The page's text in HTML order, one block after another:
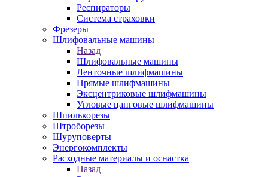
Респираторы
Система страховки
Фрезеры
Шлифовальные машины
Назад
Шлифовальные машины
Ленточные шлифмашины
Прямые шлифмашины
Эксцентриковые шлифмашины
Угловые цанговые шлифмашины
Шпилькорезы
Штроборезы
Шуруповерты
Энергокомплекты
Расходные материалы и оснастка
Назад